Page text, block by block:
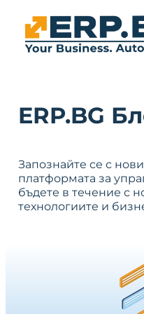
ERP.BG
Запознайте се с
платформата за
бъдете в течение с
технологиите и